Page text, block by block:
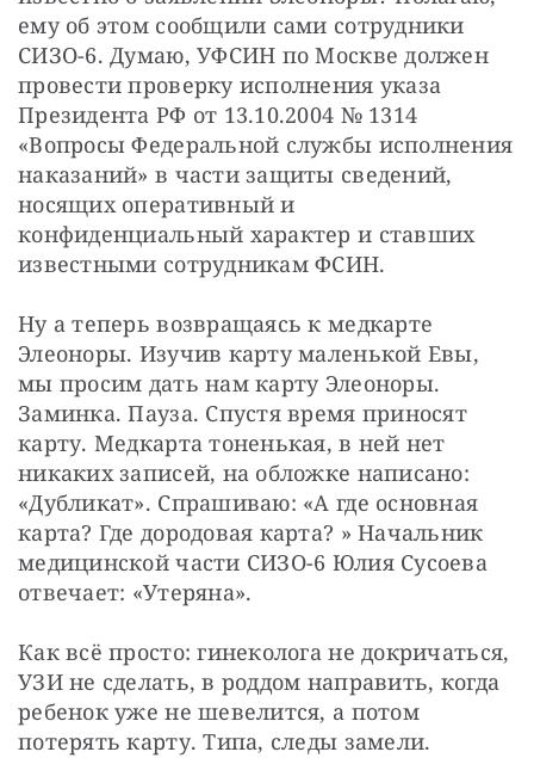
ему об этом сообщили сами сотрудники
СИЗО-6. Думаю, УФСИН по Москве должен
провести проверку исполнения указа
Президента РФ от 13.10.2004 № 1314
«Вопросы Федеральной службы исполнения
наказаний» в части защиты сведений,
носящих оперативный и
конфиденциальный характер и ставших
известными сотрудникам ФСИН.
Ну а теперь возвращаясь к медкарте
Элеоноры. Изучив карту маленькой Евы,
мы просим дать нам карту Элеоноры.
Заминка. Пауза. Спустя время приносят
карту. Медкарта тоненькая, в ней нет
никаких записей, на обложке написано:
«Дубликат». Спрашиваю: «А где основная
карта? Где дородовая карта? » Начальник
медицинской части СИЗО-6 Юлия Сусоева
отвечает: «Утеряна».
Как всё просто: гинеколога не докричаться,
УЗИ не сделать, в роддом направить, когда
ребенок уже не шевелится, а потом
потерять карту. Типа, следы замели.